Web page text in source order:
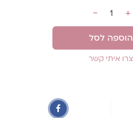
כמות +
-
הוספה לסל
צרו איתי קשר